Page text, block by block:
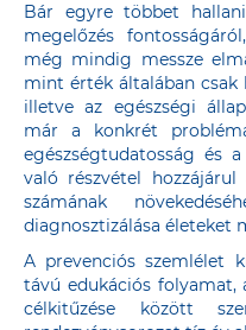
Bár egyre többet
megelőzés
még mindig messze
mint érték általában csak
illetve az egészségi
már a konkrét
egészségtudatosság és
való részvétel
számának
diagnosztizálása életeket
A prevenciós szemlélet
távú edukációs folyamat,
célkitűzése között